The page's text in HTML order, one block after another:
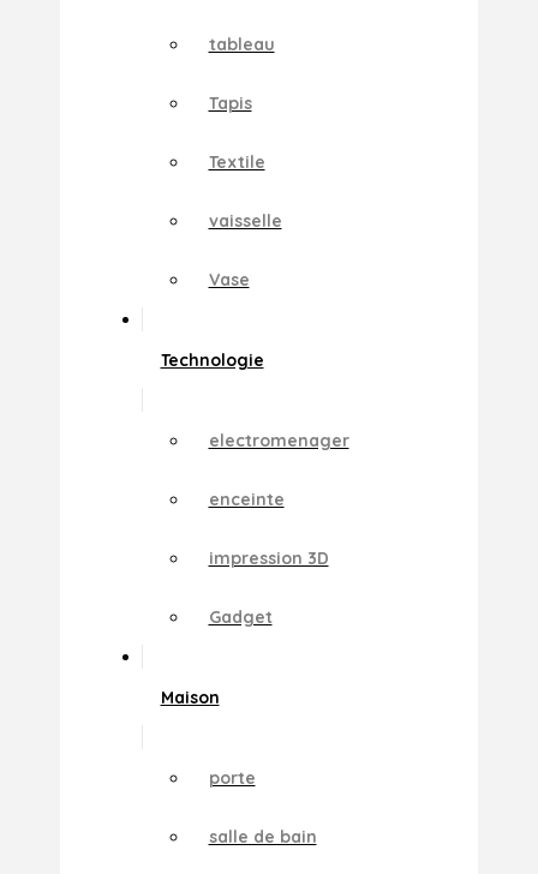
tableau
Tapis
Textile
vaisselle
Vase
Technologie
electromenager
enceinte
impression 3D
Gadget
Maison
porte
salle de bain